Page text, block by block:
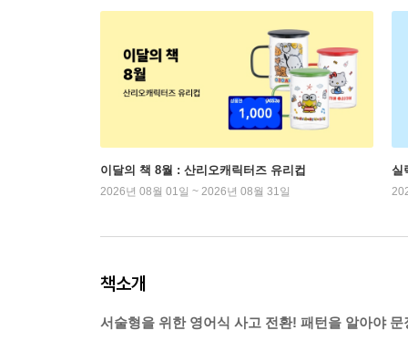
이달의 책 8월 : 산리오캐릭터즈 유리컵
2026년 08월 01일 ~ 2026년 08월 31일
실
책소개
서술형을 위한 영어식 사고 전환! 패턴을 알아야